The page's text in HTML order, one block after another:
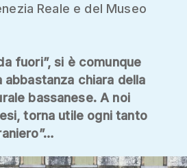
Reale e del Museo
fuori”, si è comunque
abbastanza chiara della
bassanese. A noi
torna utile ogni tanto